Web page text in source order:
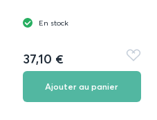
En stock
37,10 €
Ajouter
aux
Ajouter au panier